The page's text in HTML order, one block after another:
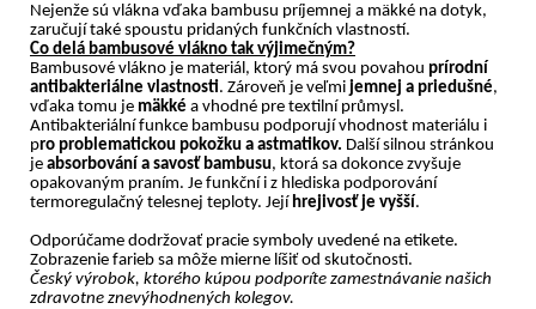
Nejenže sú vlákna vďaka bambusu príjemnej a mäkké na dotyk,
zaručují také spoustu pridaných funkčních vlastností.
Co delá bambusové vlákno tak výjimečným?
Bambusové vlákno je materiál, ktorý má svou povahou prírodní
antibakteriálne vlastnosti. Zároveň je veľmi jemnej a priedušné,
vďaka tomu je mäkké a vhodné pre textilní průmysl.
Antibakteriální funkce bambusu podporují vhodnost materiálu i
pro problematickou pokožku a astmatikov. Další silnou stránkou
je absorbování a savosť bambusu, ktorá sa dokonce zvyšuje
opakovaným praním. Je funkční i z hlediska podporování
termoregulačný telesnej teploty. Její hrejivosť je vyšší.
Odporúčame dodržovať pracie symboly uvedené na etikete.
Zobrazenie farieb sa môže mierne líšiť od skutočnosti.
Český výrobok, ktorého kúpou podporíte zamestnávanie našich
zdravotne znevýhodnených kolegov.